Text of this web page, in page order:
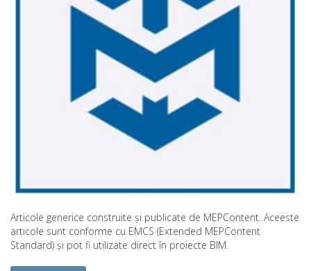
Articole generice construite și publicate de MEPContent. Aceeste
articole sunt conforme cu EMCS (Extended MEPContent
Standard) și pot fi utilizate direct în proiecte BIM.